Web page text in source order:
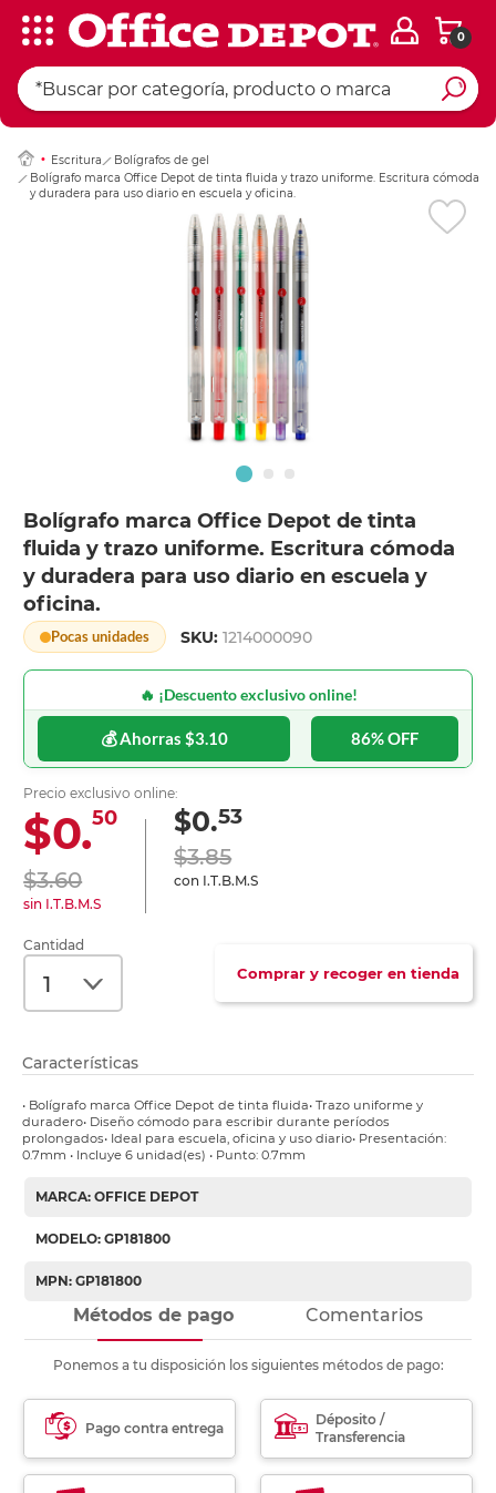
0
Escritura
Bolígrafos de gel
Bolígrafo marca Office Depot de tinta fluida y trazo uniforme. Escritura cómoda
y duradera para uso diario en escuela y oficina.
Bolígrafo marca Office Depot de tinta
fluida y trazo uniforme. Escritura cómoda
y duradera para uso diario en escuela y
oficina.
Pocas unidades SKU:1214000090
🔥 ¡Descuento exclusivo online!
💰 Ahorras $3.10 86% OFF
Precio exclusivo online:
$0.50
$3.60
sin I.T.B.M.S
$0.53
$3.85
con I.T.B.M.S
Cantidad
Comprar y recoger en tienda
Ingresar Codigo
Características
• Bolígrafo marca Office Depot de tinta fluida• Trazo uniforme y
duradero• Diseño cómodo para escribir durante períodos
prolongados• Ideal para escuela, oficina y uso diario• Presentación:
0.7mm • Incluye 6 unidad(es) • Punto: 0.7mm
MARCA: OFFICE DEPOT
MODELO: GP181800
MPN: GP181800
Métodos de pago Comentarios
Ponemos a tu disposición los siguientes métodos de pago:
Pago contra entrega
Déposito /
Transferencia